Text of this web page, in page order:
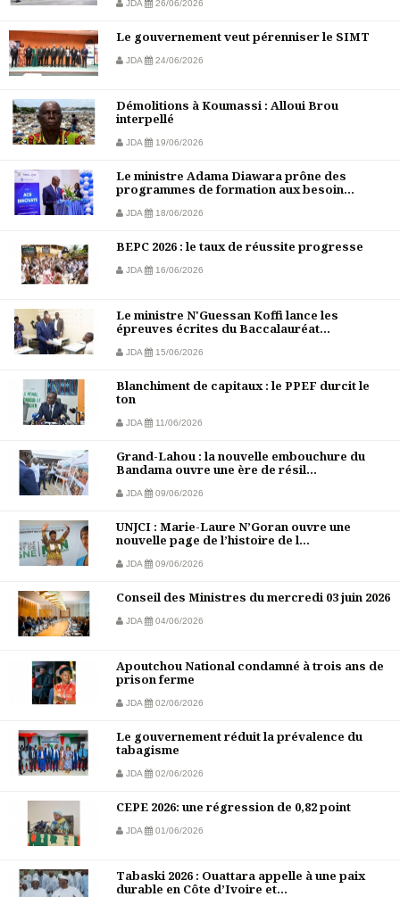
JDA 26/06/2026
Le gouvernement veut pérenniser le SIMT
JDA 24/06/2026
Démolitions à Koumassi : Alloui Brou
interpellé
JDA 19/06/2026
Le ministre Adama Diawara prône des
programmes de formation aux besoin...
JDA 18/06/2026
BEPC 2026 : le taux de réussite progresse
JDA 16/06/2026
Le ministre N'Guessan Koffi lance les
épreuves écrites du Baccalauréat...
JDA 15/06/2026
Blanchiment de capitaux : le PPEF durcit le
ton
JDA 11/06/2026
Grand-Lahou : la nouvelle embouchure du
Bandama ouvre une ère de résil...
JDA 09/06/2026
UNJCI : Marie-Laure N’Goran ouvre une
nouvelle page de l’histoire de l...
JDA 09/06/2026
Conseil des Ministres du mercredi 03 juin 2026
JDA 04/06/2026
Apoutchou National condamné à trois ans de
prison ferme
JDA 02/06/2026
Le gouvernement réduit la prévalence du
tabagisme
JDA 02/06/2026
CEPE 2026: une régression de 0,82 point
JDA 01/06/2026
Tabaski 2026 : Ouattara appelle à une paix
durable en Côte d’Ivoire et...